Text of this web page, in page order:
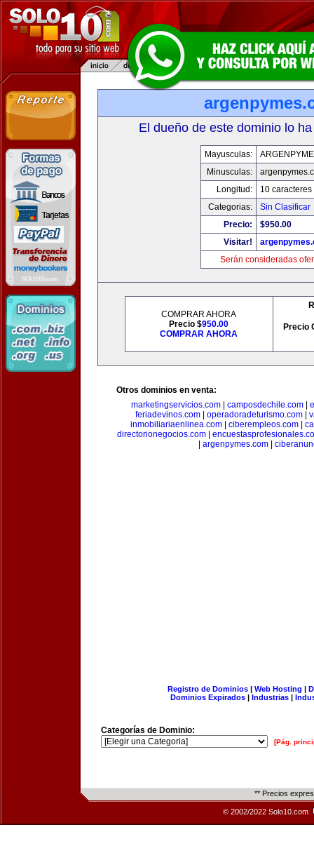
El dueño de este dominio lo
Mayusculas:
Minusculas:
Longitud:
10 caracteres
Categorias:
Sin Clasificar
Precio:
$950.00
Visitar!
Serán consideradas
COMPRAR AHORA
Precio $950.00
COMPRAR AHORA
Precio
Otros dominios en venta:
marketingservicios.com| camposdechile.com|
feriadevinos.com
operadoradeturismo.com
inmobiliariaenlinea.com| ciberempleos.com|
directorionegocios.com|
argenpymes.com
Registro de Dominios| Web Hosting |
Dominios Expirados | Industrias |
Categorías de Dominio:
[Pág.
** Precios
© 2002/2022 Solo10.com